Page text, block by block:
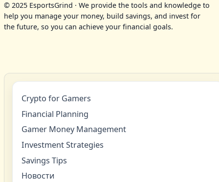
© 2025 EsportsGrind · We provide the tools and knowledge to
help you manage your money, build savings, and invest for
the future, so you can achieve your financial goals.
Crypto for Gamers
Financial Planning
Gamer Money Management
Investment Strategies
Savings Tips
Новости